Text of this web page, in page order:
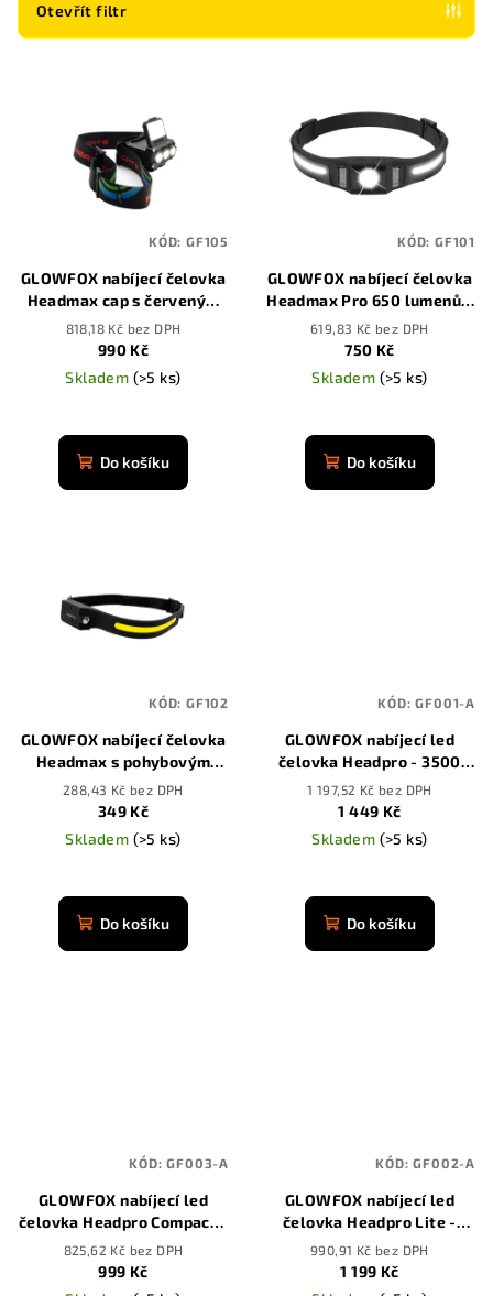
r
Otevřít filtr
oGLOWFOX nabíjecí čelovka
Headmax cap s červeným
světlem
818,18 Kč bez DPH
990 Kč
Skladem (>5 ks)
Do košíku
KÓD: GF105
GLOWFOX nabíjecí čelovka
Headmax Pro 650 lumenů s
pohybovým senzorem
619,83 Kč bez DPH
750 Kč
Skladem (>5 ks)
hodnocení
produktu
Do košíku
KÓD: GF101
GLOWFOX nabíjecí čelovka
Headmax s pohybovým
senzorem
288,43 Kč bez DPH
349 Kč
Skladem (>5 ks)
hodnocení
produktu
Do košíku
KÓD: GF102
GLOWFOX nabíjecí led
čelovka Headpro - 3500
mAh
1 197,52 Kč bez DPH
1 449 Kč
Skladem (>5 ks)
hodnocení
produktu
Do košíku
KÓD:GF001-A
GLOWFOX nabíjecí led
čelovka Headpro Compact -
3500 mAh
825,62 Kč bez DPH
999 Kč
KÓD:GF003-A
GLOWFOX nabíjecí led
čelovka Headpro Lite -
3500 mAh
990,91 Kč bez DPH
1 199 Kč
KÓD:GF002-A